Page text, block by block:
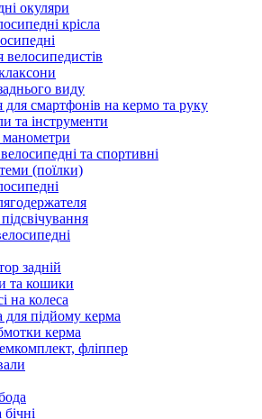
окуляри
крісла
велосипедистів
виду
для смартфонів на кермо та руку
та інструменти
та спортивні
(поїлки)
задній
та кошики
на колеса
для підйому керма
керма
фліппер